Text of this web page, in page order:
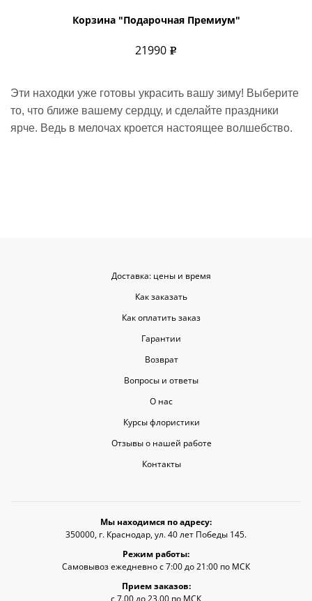
Корзина "Подарочная Премиум"
21990
Эти находки уже готовы украсить вашу зиму! Выберите
то, что ближе вашему сердцу, и сделайте праздники
ярче. Ведь в мелочах кроется настоящее волшебство.
Доставка: цены и время
Как заказать
Как оплатить заказ
Гарантии
Возврат
Вопросы и ответы
О нас
Курсы флористики
Отзывы о нашей работе
Контакты
Мы находимся по адресу:
350000, г. Краснодар, ул. 40 лет Победы 145.
Режим работы:
Самовывоз ежедневно с 7:00 до 21:00 по МСК
Прием заказов:
с 7.00 до 23.00 по МСК